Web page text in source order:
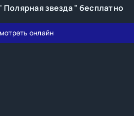
звезда " бесплатно
онлайн